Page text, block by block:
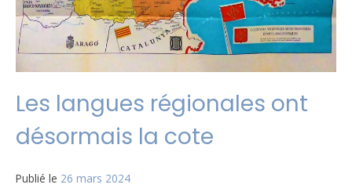
Les langues régionales ont
désormais la cote
Publié le 26 mars 2024